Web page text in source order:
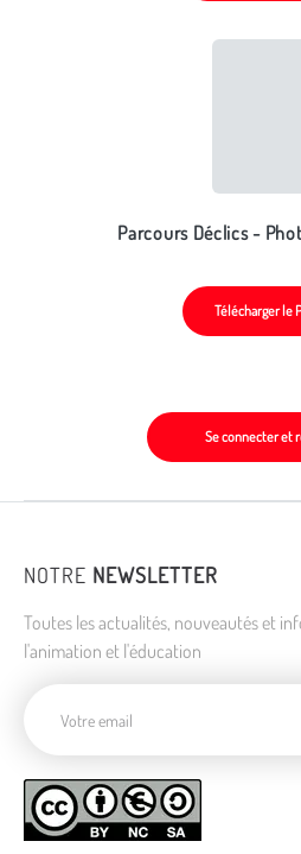
Parcours Déclics -
Télécharger le
Se connecter et
NOTRE NEWSLETTER
Toutes les actualités, nouveautés et
l'animation et l'éducation